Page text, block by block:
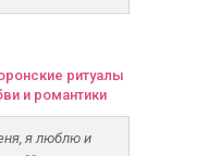
ритуалы
и романтики
я люблю и